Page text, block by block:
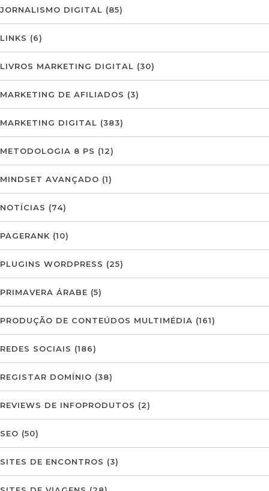
JORNALISMO DIGITAL (85)
LINKS (6)
LIVROS MARKETING DIGITAL (30)
MARKETING DE AFILIADOS (3)
MARKETING DIGITAL (383)
METODOLOGIA 8 PS (12)
MINDSET AVANÇADO (1)
NOTÍCIAS (74)
PAGERANK (10)
PLUGINS WORDPRESS (25)
PRIMAVERA ÁRABE (5)
PRODUÇÃO DE CONTEÚDOS MULTIMÉDIA (161)
REDES SOCIAIS (186)
REGISTAR DOMÍNIO (38)
REVIEWS DE INFOPRODUTOS (2)
SEO (50)
SITES DE ENCONTROS (3)